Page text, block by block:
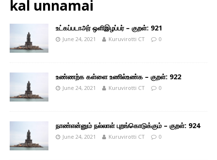
kal unnamai
உட்கப்படாஅர் ஒளிஇழப்பர் – குறள்: 921
June 24, 2021 Kuruvirotti CT 0
உண்ணற்க கள்ளை உணில்உண்க – குறள்: 922
June 24, 2021 Kuruvirotti CT 0
நாண்என்னும் நல்லாள் புறங்கொடுக்கும் – குறள்: 924
June 24, 2021 Kuruvirotti CT 0